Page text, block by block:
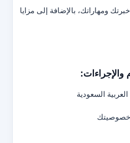
ومهاراتك، بالإضافة إلى مزايا
والإجراءات:
السعودية